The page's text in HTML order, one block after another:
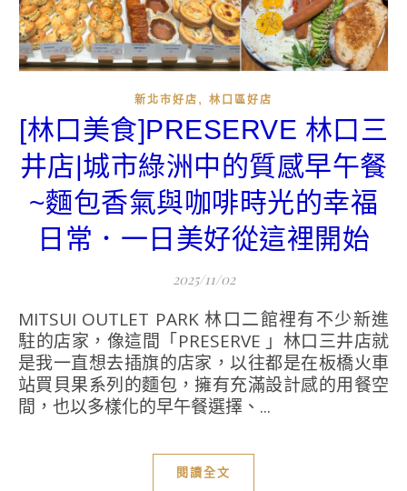
新北市好店 , 林口區好店
[林口美食]PRESERVE 林口三
井店|城市綠洲中的質感早午餐
~麵包香氣與咖啡時光的幸福
日常．一日美好從這裡開始
2025/11/02
MITSUI OUTLET PARK 林口二館裡有不少新進
駐的店家，像這間「PRESERVE 」林口三井店就
是我一直想去插旗的店家，以往都是在板橋火車
站買貝果系列的麵包，擁有充滿設計感的用餐空
間，也以多樣化的早午餐選擇、...
閱讀全文